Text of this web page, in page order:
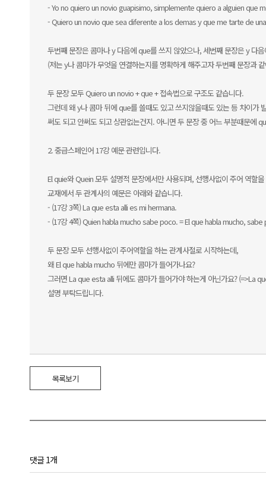
- Yo no quiero un novio guapisimo, simplemente quiero a alguien que
- Quiero un novio que sea diferente a los demas y que me tarte de
두번째 문장은 콤마나 y 다음에 que를 쓰지 않았으나, 세번째 문장은 y 다
(저는 y나 콤마가 무엇을 연결하는지를 명확하게 해주고자 두번째 문장과
두 문장 모두 Quiero un novio + que + 접속법으로 구조도 같습니다.
그런데 왜 y나 콤마 뒤에 que를 쓸때도 있고 쓰지않을때도 있는 등 차이가
써도 되고 안써도 되고 상관없는건지. 아니면 두 문장 중 어느 부분때문에
2. 중급스페인어 17강 예문 관련입니다.
El quie와 Quein 모두 설명적 문장에서만 사용되며, 선행사없이 주어 역할
교재에서 두 관계사의 예문은 아래와 같습니다.
- (17강 3쪽) La que esta alli es mi hermana.
- (17강 4쪽) Quien habla mucho sabe poco. = El que habla mucho, sabe
두 문장 모두 선행사없이 주어역할을 하는 관계사절로 시작하는데,
왜 El que habla mucho 뒤에만 콤마가 들어가나요?
그러면 La que esta alli 뒤에도 콤마가 들어가야 하는게 아닌가요? (=>La
설명 부탁드립니다.
목록보기
댓글 1개